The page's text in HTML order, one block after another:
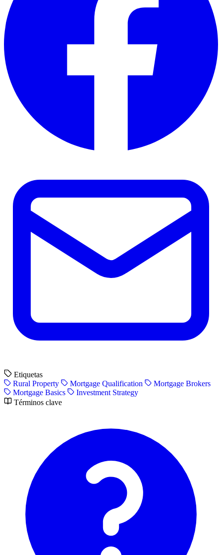
Etiquetas
Rural Property
Mortgage Qualification
Mortgage Brokers
Mortgage Basics
Investment Strategy
Términos clave